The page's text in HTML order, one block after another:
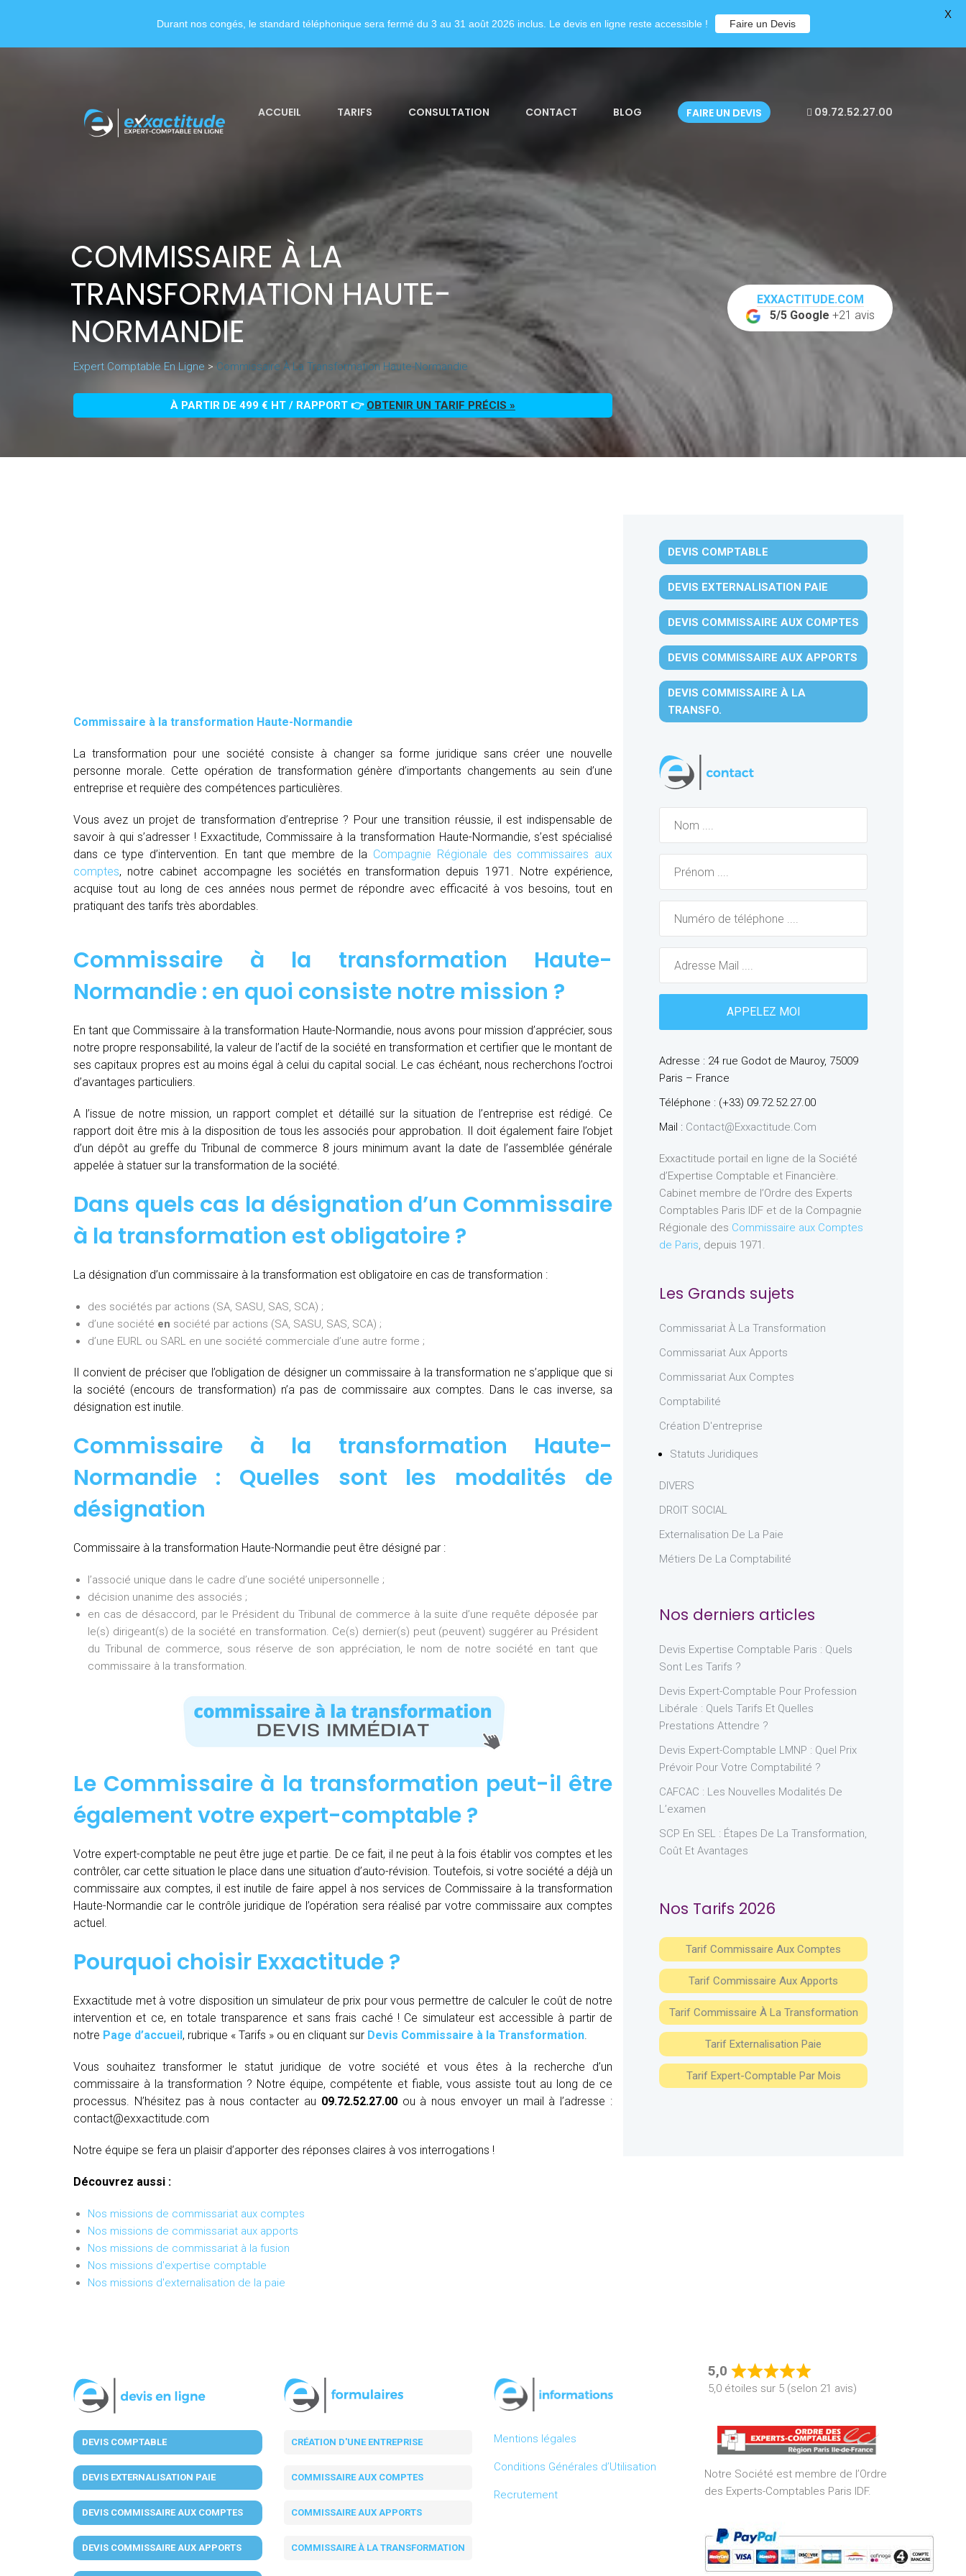
ACCUEIL TARIFS CONSULTATION CONTACT BLOG FAIRE UN DEVIS 09.72.52.27.00
COMMISSAIRE À LA
TRANSFORMATION HAUTE-
NORMANDIE
Expert Comptable En Ligne > Commissaire À La Transformation Haute-Normandie
À PARTIR DE 499 € HT / RAPPORT 👉 OBTENIR UN TARIF PRÉCIS »
EXXACTITUDE.COM
5/5 Google +21 avis
Commissaire à la transformation Haute-Normandie
La transformation pour une société consiste à changer sa forme juridique sans créer une nouvelle
personne morale. Cette opération de transformation génère d’importants changements au sein d’une
entreprise et requière des compétences particulières.
Vous avez un projet de transformation d’entreprise ? Pour une transition réussie, il est indispensable de
savoir à qui s’adresser ! Exxactitude, Commissaire à la transformation Haute-Normandie, s’est spécialisé
dans ce type d’intervention. En tant que membre de la Compagnie Régionale des commissaires aux
comptes, notre cabinet accompagne les sociétés en transformation depuis 1971. Notre expérience,
acquise tout au long de ces années nous permet de répondre avec efficacité à vos besoins, tout en
pratiquant des tarifs très abordables.
Commissaire à la transformation Haute-
Normandie : en quoi consiste notre mission ?
En tant que Commissaire à la transformation Haute-Normandie, nous avons pour mission d’apprécier, sous
notre propre responsabilité, la valeur de l’actif de la société en transformation et certifier que le montant de
ses capitaux propres est au moins égal à celui du capital social. Le cas échéant, nous recherchons l’octroi
d’avantages particuliers.
A l’issue de notre mission, un rapport complet et détaillé sur la situation de l’entreprise est rédigé. Ce
rapport doit être mis à la disposition de tous les associés pour approbation. Il doit également faire l’objet
d’un dépôt au greffe du Tribunal de commerce 8 jours minimum avant la date de l’assemblée générale
appelée à statuer sur la transformation de la société.
Dans quels cas la désignation d’un Commissaire
à la transformation est obligatoire ?
La désignation d’un commissaire à la transformation est obligatoire en cas de transformation :
des sociétés par actions (SA, SASU, SAS, SCA) ;
d’une société en société par actions (SA, SASU, SAS, SCA) ;
d’une EURL ou SARL en une société commerciale d’une autre forme ;
Il convient de préciser que l’obligation de désigner un commissaire à la transformation ne s’applique que si
la société (encours de transformation) n’a pas de commissaire aux comptes. Dans le cas inverse, sa
désignation est inutile.
Commissaire à la transformation Haute-
Normandie : Quelles sont les modalités de
désignation
Commissaire à la transformation Haute-Normandie peut être désigné par :
l’associé unique dans le cadre d’une société unipersonnelle ;
décision unanime des associés ;
en cas de désaccord, par le Président du Tribunal de commerce à la suite d’une requête déposée par
le(s) dirigeant(s) de la société en transformation. Ce(s) dernier(s) peut (peuvent) suggérer au Président
du Tribunal de commerce, sous réserve de son appréciation, le nom de notre société en tant que
commissaire à la transformation.
Le Commissaire à la transformation peut-il être
également votre expert-comptable ?
Votre expert-comptable ne peut être juge et partie. De ce fait, il ne peut à la fois établir vos comptes et les
contrôler, car cette situation le place dans une situation d’auto-révision. Toutefois, si votre société a déjà un
commissaire aux comptes, il est inutile de faire appel à nos services de Commissaire à la transformation
Haute-Normandie car le contrôle juridique de l’opération sera réalisé par votre commissaire aux comptes
actuel.
Pourquoi choisir Exxactitude ?
Exxactitude met à votre disposition un simulateur de prix pour vous permettre de calculer le coût de notre
intervention et ce, en totale transparence et sans frais caché ! Ce simulateur est accessible à partir de
notre Page d’accueil, rubrique « Tarifs » ou en cliquant sur Devis Commissaire à la Transformation.
Vous souhaitez transformer le statut juridique de votre société et vous êtes à la recherche d’un
commissaire à la transformation ? Notre équipe, compétente et fiable, vous assiste tout au long de ce
processus. N’hésitez pas à nous contacter au 09.72.52.27.00ou à nous envoyer un mail à l’adresse :
contact@exxactitude.com
Notre équipe se fera un plaisir d’apporter des réponses claires à vos interrogations !
Découvrez aussi :
Nos missions de commissariat aux comptes
Nos missions de commissariat aux apports
Nos missions de commissariat à la fusion
Nos missions d'expertise comptable
Nos missions d'externalisation de la paie
DEVIS COMPTABLE
DEVIS EXTERNALISATION PAIE
DEVIS COMMISSAIRE AUX COMPTES
DEVIS COMMISSAIRE AUX APPORTS
DEVIS COMMISSAIRE À LA
TRANSFO.
Adresse : 24 rue Godot de Mauroy, 75009
Paris – France
Téléphone : (+33) 09.72.52.27.00
Mail : Contact@exxactitude.com
Exxactitude portail en ligne de la Société
d’Expertise Comptable et Financière.
Cabinet membre de l’Ordre des Experts
Comptables Paris IDF et de la Compagnie
Régionale des Commissaire aux Comptes
de Paris, depuis 1971.
Les Grands sujets
Commissariat À La Transformation
Commissariat Aux Apports
Commissariat Aux Comptes
Comptabilité
Création D'entreprise
Statuts Juridiques
DIVERS
DROIT SOCIAL
Externalisation De La Paie
Métiers De La Comptabilité
Nos derniers articles
Devis Expertise Comptable Paris : Quels
Sont Les Tarifs ?
Devis Expert-Comptable Pour Profession
Libérale : Quels Tarifs Et Quelles
Prestations Attendre ?
Devis Expert-Comptable LMNP : Quel Prix
Prévoir Pour Votre Comptabilité ?
CAFCAC : Les Nouvelles Modalités De
L’examen
SCP En SEL : Étapes De La Transformation,
Coût Et Avantages
Nos Tarifs 2026
Tarif Commissaire Aux Comptes
Tarif Commissaire Aux Apports
Tarif Commissaire À La Transformation
Tarif Externalisation Paie
Tarif Expert-Comptable Par Mois
DEVIS COMPTABLE
DEVIS EXTERNALISATION PAIE
DEVIS COMMISSAIRE AUX COMPTES
DEVIS COMMISSAIRE AUX APPORTS
CRÉATION D'UNE ENTREPRISE
COMMISSAIRE AUX COMPTES
COMMISSAIRE AUX APPORTS
COMMISSAIRE À LA TRANSFORMATION
Mentions légales
Conditions Générales d’Utilisation
Recrutement
5,0
Rated
5,0
5
5,0 étoiles sur 5 (selon 21 avis)
Notre Société est membre de l’Ordre
des Experts-Comptables Paris IDF.
Durant nos congés, le standard téléphonique sera fermé du 3 au 31 août 2026 inclus. Le devis en ligne reste accessible ! Faire un Devis
X